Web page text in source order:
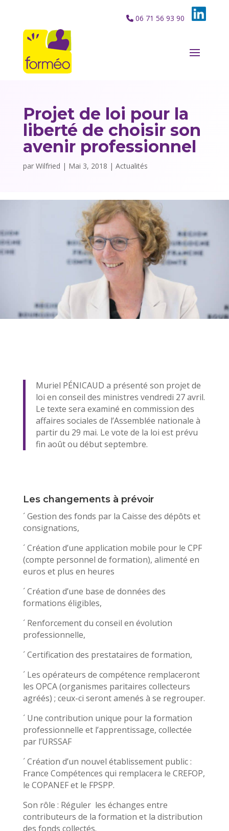
06 71 56 93 90
Projet de loi pour la
liberté de choisir son
avenir professionnel
par Wilfried | Mai 3, 2018 | Actualités
Muriel PÉNICAUD a présenté son projet de
loi en conseil des ministres vendredi 27 avril.
Le texte sera examiné en commission des
affaires sociales de l’Assemblée nationale à
partir du 29 mai. Le vote de la loi est prévu
fin août ou début septembre.
Les changements à prévoir
´ Gestion des fonds par la Caisse des dépôts et
consignations,
´ Création d’une application mobile pour le CPF
(compte personnel de formation), alimenté en
euros et plus en heures
´ Création d’une base de données des
formations éligibles,
´ Renforcement du conseil en évolution
professionnelle,
´ Certification des prestataires de formation,
´ Les opérateurs de compétence remplaceront
les OPCA (organismes paritaires collecteurs
agréés) ; ceux-ci seront amenés à se regrouper.
´ Une contribution unique pour la formation
professionnelle et l’apprentissage, collectée
par l’URSSAF
´ Création d’un nouvel établissement public :
France Compétences qui remplacera le CREFOP,
le COPANEF et le FPSPP.
Son rôle : Réguler les échanges entre
contributeurs de la formation et la distribution
des fonds collectés.